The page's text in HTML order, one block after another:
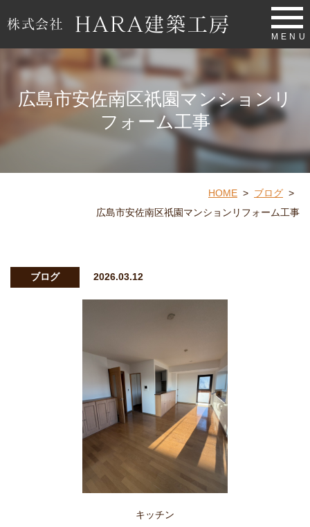
MENU
広島市安佐南区祇園マンションリ
フォーム工事
HOME > ブログ >
広島市安佐南区祇園マンションリフォーム工事
ブログ 2026.03.12
キッチン